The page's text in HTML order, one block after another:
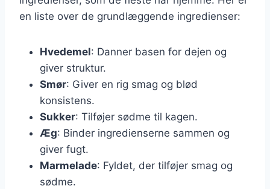
en liste over de grundlæggende ingredienser:
Hvedemel: Danner basen for dejen og
giver struktur.
Smør: Giver en rig smag og blød
konsistens.
Sukker: Tilføjer sødme til kagen.
Æg: Binder ingredienserne sammen og
giver fugt.
Marmelade: Fyldet, der tilføjer smag og
sødme.